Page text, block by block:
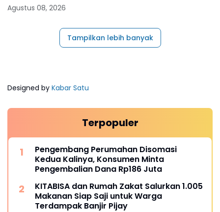
Agustus 08, 2026
Tampilkan lebih banyak
Designed by Kabar Satu
Terpopuler
Pengembang Perumahan Disomasi
Kedua Kalinya, Konsumen Minta
Pengembalian Dana Rp186 Juta
KITABISA dan Rumah Zakat Salurkan 1.005
Makanan Siap Saji untuk Warga
Terdampak Banjir Pijay